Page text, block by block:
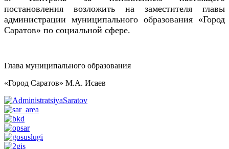
постановления возложить на заместителя главы
администрации муниципального образования «Город
Саратов» по социальной сфере.
Глава муниципального образования
«Город Саратов» М.А. Исаев